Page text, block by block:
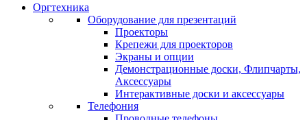
Оргтехника
Оборудование для презентаций
Проекторы
Крепежи для проекторов
Экраны и опции
Демонстрационные доски, Флипчарты,
Аксессуары
Интерактивные доски и аксессуары
Телефония